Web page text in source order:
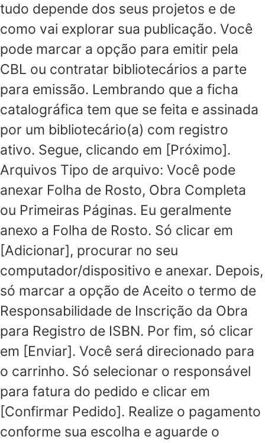
tudo depende dos seus projetos e de
como vai explorar sua publicação. Você
pode marcar a opção para emitir pela
CBL ou contratar bibliotecários a parte
para emissão. Lembrando que a ficha
catalográfica tem que se feita e assinada
por um bibliotecário(a) com registro
ativo. Segue, clicando em [Próximo].
Arquivos Tipo de arquivo: Você pode
anexar Folha de Rosto, Obra Completa
ou Primeiras Páginas. Eu geralmente
anexo a Folha de Rosto. Só clicar em
[Adicionar], procurar no seu
computador/dispositivo e anexar. Depois,
só marcar a opção de Aceito o termo de
Responsabilidade de Inscrição da Obra
para Registro de ISBN. Por fim, só clicar
em [Enviar]. Você será direcionado para
o carrinho. Só selecionar o responsável
para fatura do pedido e clicar em
[Confirmar Pedido]. Realize o pagamento
conforme sua escolha e aguarde o